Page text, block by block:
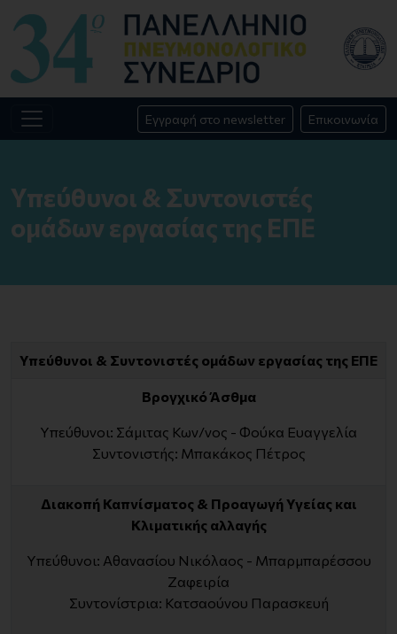
Εγγραφή στο newsletter Επικοινωνία
Υπεύθυνοι & Συντονιστές
ομάδων εργασίας της ΕΠΕ
Υπεύθυνοι & Συντονιστές ομάδων εργασίας της ΕΠΕ
Βρογχικό Άσθμα
Υπεύθυνοι: Σάμιτας Κων/νος - Φούκα Ευαγγελία
Συντονιστής: Μπακάκος Πέτρος
Διακοπή Καπνίσματος & Προαγωγή Υγείας και
Κλιματικής αλλαγής
Υπεύθυνοι: Αθανασίου Νικόλαος - Μπαρμπαρέσσου
Ζαφειρία
Συντονίστρια: Κατσαούνου Παρασκευή